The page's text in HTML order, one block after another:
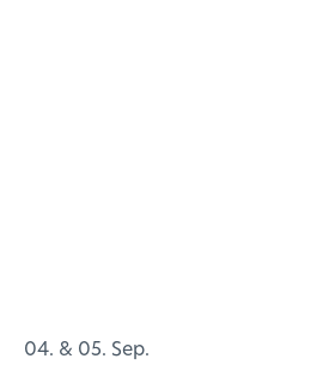
04. & 05. Sep.